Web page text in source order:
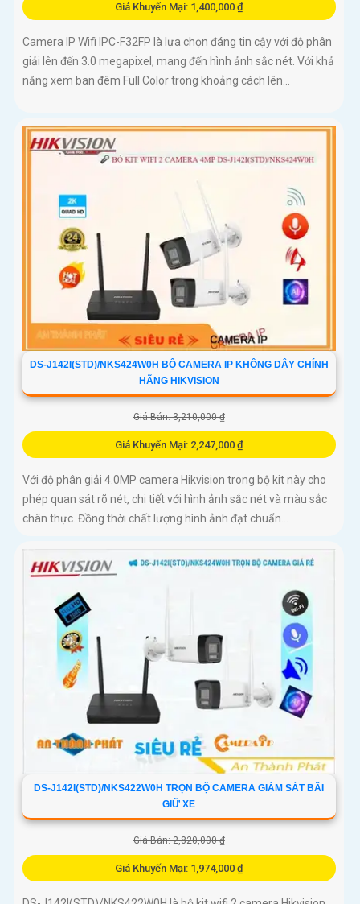
Giá Khuyến Mại: 1,400,000 ₫
Camera IP Wifi IPC-F32FP là lựa chọn đáng tin cậy với độ phân
giải lên đến 3.0 megapixel, mang đến hình ảnh sắc nét. Với khả
năng xem ban đêm Full Color trong khoảng cách lên...
DS-J142I(STD)/NKS424W0H BỘ CAMERA IP KHÔNG DÂY CHÍNH
HÃNG HIKVISION
Giá Bán: 3,210,000 ₫
Giá Khuyến Mại: 2,247,000 ₫
Với độ phân giải 4.0MP camera Hikvision trong bộ kit này cho
phép quan sát rõ nét, chi tiết với hình ảnh sắc nét và màu sắc
chân thực. Đồng thời chất lượng hình ảnh đạt chuẩn...
DS-J142I(STD)/NKS422W0H TRỌN BỘ CAMERA GIÁM SÁT BÃI
GIỮ XE
Giá Bán: 2,820,000 ₫
Giá Khuyến Mại: 1,974,000 ₫